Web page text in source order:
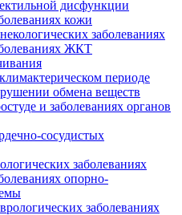
дисфункции
кожи
заболеваниях
ЖКТ
периоде
обмена веществ
и заболеваниях органов
сосудистых
заболеваниях
опорно-
заболеваниях